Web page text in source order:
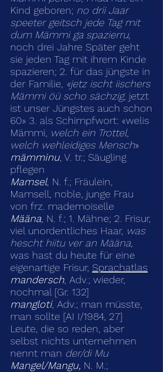
Kind geboren; no drii Jaar
speeter geitsch jede Tag mit
dum Mämmi ga spazierru,
noch drei Jahre Später geht
sie jeden Tag mit ihrem Kinde
spazieren; 2. für das jüngste in
der Familie, «jetz ischt iischers
Mämmi öü scho sächzig, jetzt
ist unser Jüngstes auch schon
60» 3. als Schimpfwort: «welis
Mämmi, welch ein Trottel,
welch wehleidiges Mensch»
mämminu, V. tr.; Säugling
pflegen
Mamsel, N. f.; Fräulein,
Mamsell, noble, junge Frau
von frz. mademoiselle
Määna, N. f.; 1. Mähne; 2. Frisur,
viel unordentliches Haar, was
hescht hiitu ver an Määna,
was hast du heute für eine
eigenartige Frisur, Sprachatlas
mandersch, Adv.; wieder,
nochmal [Gr. 132]
mangloti, Adv.; man müsste,
man sollte [AI I/1984, 27]
Leute, die so reden, aber
selbst nichts unternehmen
nennt man der/di Mu
Mangel/Mangu, N. M.;